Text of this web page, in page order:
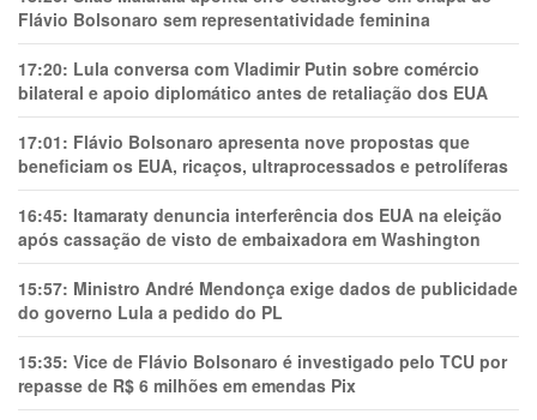
Flávio Bolsonaro sem representatividade feminina
17:20: Lula conversa com Vladimir Putin sobre comércio
bilateral e apoio diplomático antes de retaliação dos EUA
17:01: Flávio Bolsonaro apresenta nove propostas que
beneficiam os EUA, ricaços, ultraprocessados e petrolíferas
16:45: Itamaraty denuncia interferência dos EUA na eleição
após cassação de visto de embaixadora em Washington
15:57: Ministro André Mendonça exige dados de publicidade
do governo Lula a pedido do PL
15:35: Vice de Flávio Bolsonaro é investigado pelo TCU por
repasse de R$ 6 milhões em emendas Pix